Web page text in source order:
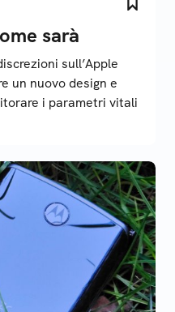
sarà
sull’Apple
un nuovo design e
i parametri vitali